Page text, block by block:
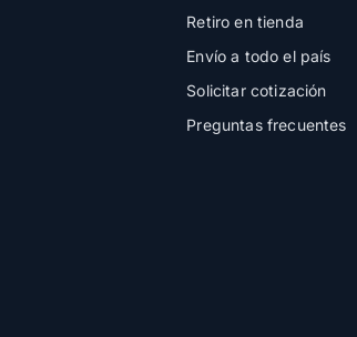
Retiro en tienda
Envío a todo el país
Solicitar cotización
Preguntas frecuentes